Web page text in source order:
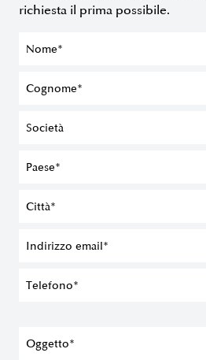
richiesta il prima possibile.